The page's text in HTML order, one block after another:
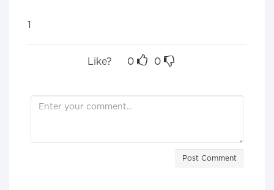
1
Like? 0 0
Post Comment